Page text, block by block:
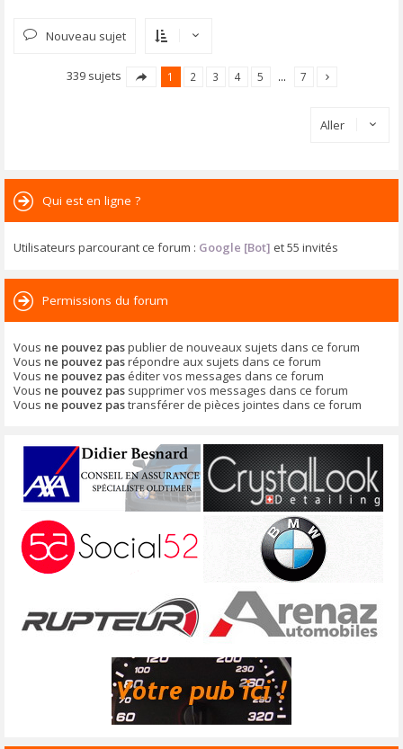
Nouveau sujet
339 sujets 1 2 3 4 5 … 7
Aller
Qui est en ligne ?
Utilisateurs parcourant ce forum : Google [Bot] et 55 invités
Permissions du forum
Vous ne pouvez paspublier de nouveaux sujets dans ce forum
Vous ne pouvez pasrépondre aux sujets dans ce forum
Vous ne pouvez pas éditer vos messages dans ce forum
Vous ne pouvez pas supprimer vos messages dans ce forum
Vous ne pouvez pastransférer de pièces jointes dans ce forum